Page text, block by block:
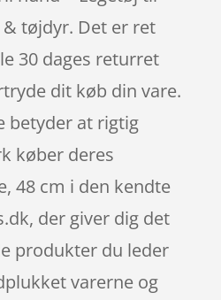
tøjdyr. Det er ret
30 dages returret
dit køb din vare.
betyder at rigtig
køber deres
48 cm i den kendte
der giver dig det
produkter du leder
varerne og